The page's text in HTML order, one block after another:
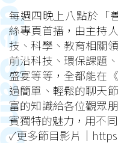
每週四晚上八點於「
絲專頁首播，由主持
技、科學、教育相關
前沿科技、環保課題
盛宴等等，全都能在
過簡單、輕鬆的聊天
富的知識給各位觀眾
賓獨特的魅力，用不
✓更多節目影片｜